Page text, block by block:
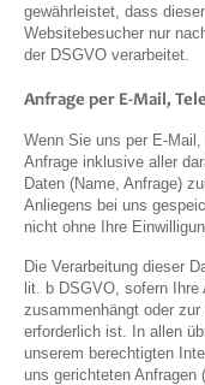
gewährleistet, dass
Websitebesucher nur
der DSGVO verarbeitet.
Anfrage per E-Mail,
Wenn Sie uns per E-
Anfrage inklusive aller
Daten (Name, Anfrage)
Anliegens bei uns
nicht ohne Ihre
Die Verarbeitung dieser
lit. b DSGVO, sofern
zusammenhängt oder
erforderlich ist. In allen
unserem berechtigten
uns gerichteten